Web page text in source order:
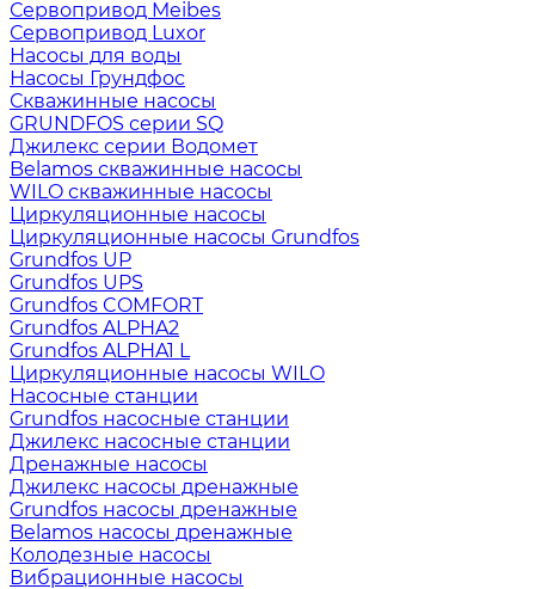
Сервопривод Meibes
Сервопривод Luxor
Насосы для воды
Насосы Грундфос
Скважинные насосы
GRUNDFOS серии SQ
Джилекс серии Водомет
Belamos скважинные насосы
WILO скважинные насосы
Циркуляционные насосы
Циркуляционные насосы Grundfos
Grundfos UP
Grundfos UPS
Grundfos COMFORT
Grundfos ALPHA2
Grundfos ALPHA1 L
Циркуляционные насосы WILO
Насосные станции
Grundfos насосные станции
Джилекс насосные станции
Дренажные насосы
Джилекс насосы дренажные
Grundfos насосы дренажные
Belamos насосы дренажные
Колодезные насосы
Вибрационные насосы